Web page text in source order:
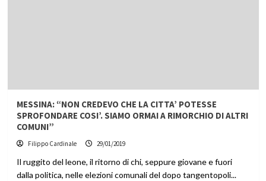
MESSINA: “NON CREDEVO CHE LA CITTA’ POTESSE
SPROFONDARE COSI’. SIAMO ORMAI A RIMORCHIO DI ALTRI
COMUNI”
Filippo Cardinale 29/01/2019
Il ruggito del leone, il ritorno di chi, seppure giovane e fuori
dalla politica, nelle elezioni comunali del dopo tangentopoli...